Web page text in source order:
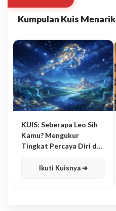
Kumpulan Kuis Menarik
KUIS: Seberapa Leo Sih
Kamu? Mengukur
Tingkat Percaya Diri dan
Ikuti Kuisnya ➔